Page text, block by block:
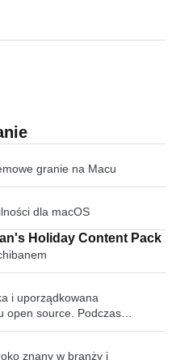
granie na Macu
dla macOS
Holiday Content Pack
i uporządkowana
open source. Podczas
Mozilla Firefox była pierwszą
dominację Microsoft Internet
znany w branży i